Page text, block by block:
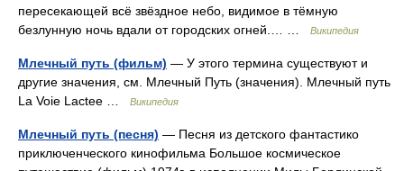
пересекающей всё звёздное небо, видимое в тёмную
безлунную ночь вдали от городских огней.… …
Википедия
Млечный путь (фильм) — У этого термина существуют и
другие значения, см. Млечный Путь (значения). Млечный путь
La Voie Lactee …
Википедия
Млечный путь (песня) — Песня из детского фантастико
приключенческого кинофильма Большое космическое